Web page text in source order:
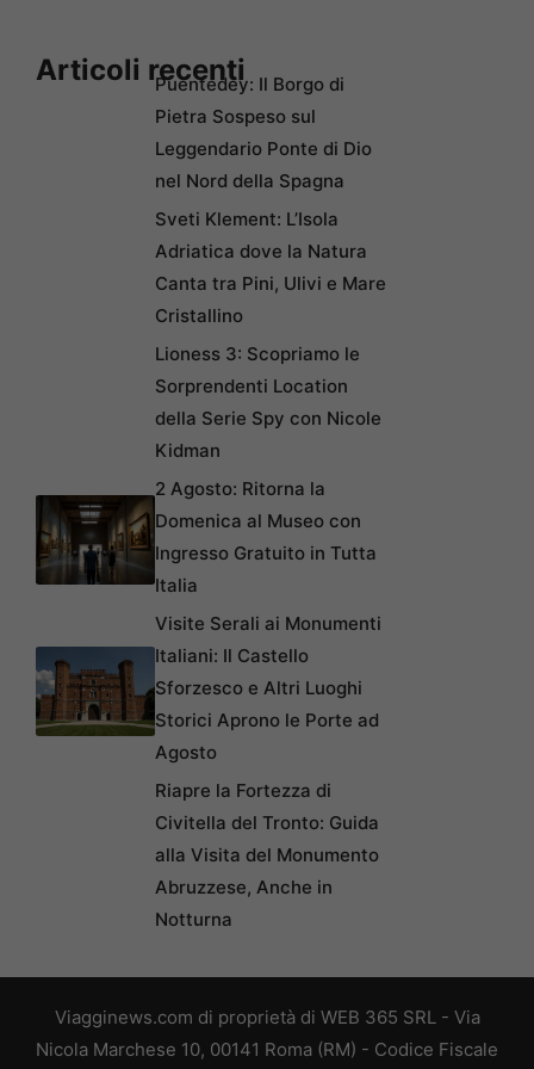
Articoli recentiPuentedey: Il Borgo di
Pietra Sospeso sul
Leggendario Ponte di Dio
nel Nord della Spagna
Sveti Klement: L’Isola
Adriatica dove la Natura
Canta tra Pini, Ulivi e Mare
Cristallino
Lioness 3: Scopriamo le
Sorprendenti Location
della Serie Spy con Nicole
Kidman
2 Agosto: Ritorna la
Domenica al Museo con
Ingresso Gratuito in Tutta
Italia
Visite Serali ai Monumenti
Italiani: Il Castello
Sforzesco e Altri Luoghi
Storici Aprono le Porte ad
Agosto
Riapre la Fortezza di
Civitella del Tronto: Guida
alla Visita del Monumento
Abruzzese, Anche in
Notturna
Viagginews.com di proprietà di WEB 365 SRL - Via
Nicola Marchese 10, 00141 Roma (RM) - Codice Fiscale